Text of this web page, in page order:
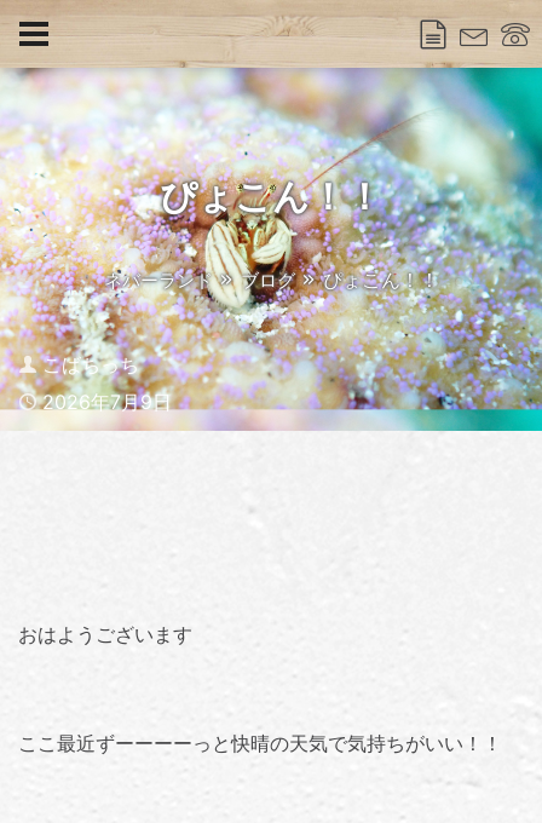
ぴょこん！！
ネバーランド ブログ ぴょこん！！
Author
こばちっち
Published
2026年7月9日
おはようございます
ここ最近ずーーーーっと快晴の天気で気持ちがいい！！